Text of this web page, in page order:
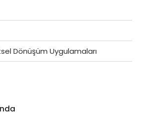
Dönüşüm Uygulamaları